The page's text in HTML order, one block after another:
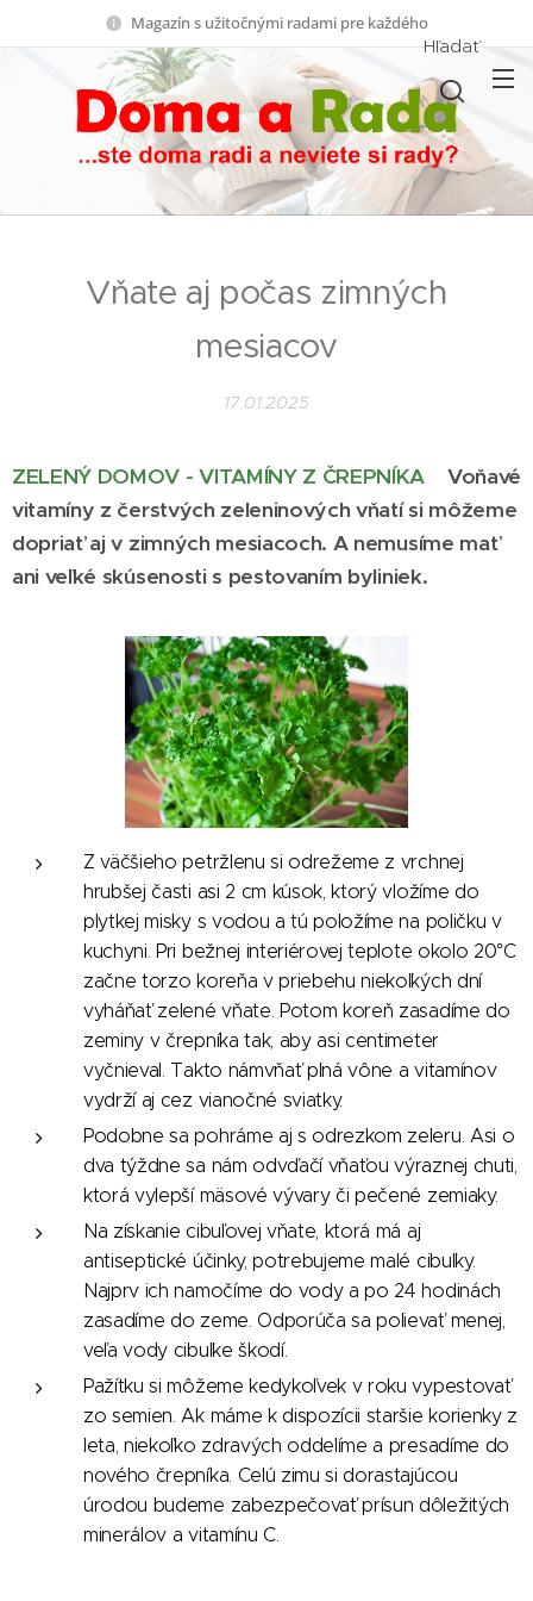
Magazín s užitočnými radami pre každého
Hľadať
Vňate aj počas zimných
mesiacov
17.01.2025
ZELENÝ DOMOV - VITAMÍNY Z ČREPNÍKA
Voňavé
vitamíny z čerstvých zeleninových vňatí si môžeme
dopriať aj v zimných mesiacoch. A nemusíme mať
ani veľké skúsenosti s pestovaním byliniek.
Z väčšieho petržlenu si odrežeme z vrchnej
hrubšej časti asi 2 cm kúsok, ktorý vložíme do
plytkej misky s vodou a tú položíme na poličku v
kuchyni. Pri bežnej interiérovej teplote okolo 20°C
začne torzo koreňa v priebehu niekoľkých dní
vyháňať zelené vňate. Potom koreň zasadíme do
zeminy v črepníka tak, aby asi centimeter
vyčnieval. Takto námvňať plná vône a vitamínov
vydrží aj cez vianočné sviatky.
Podobne sa pohráme aj s odrezkom zeleru. Asi o
dva týždne sa nám odvďačí vňaťou výraznej chuti,
ktorá vylepší mäsové vývary či pečené zemiaky.
Na získanie cibuľovej vňate, ktorá má aj
antiseptické účinky, potrebujeme malé cibuľky.
Najprv ich namočíme do vody a po 24 hodinách
zasadíme do zeme. Odporúča sa polievať menej,
veľa vody cibuľke škodí.
Pažítku si môžeme kedykoľvek v roku vypestovať
zo semien. Ak máme k dispozícii staršie korienky z
leta, niekoľko zdravých oddelíme a presadíme do
nového črepníka. Celú zimu si dorastajúcou
úrodou budeme zabezpečovať prísun dôležitých
minerálov a vitamínu C.